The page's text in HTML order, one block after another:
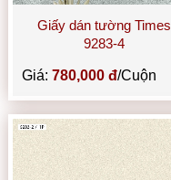
Giấy dán tường Times
9283-4
Giá:780,000 đ/Cuộn